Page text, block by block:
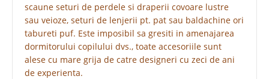
scaune seturi de perdele si draperii covoare lustre
sau veioze, seturi de lenjerii pt. pat sau baldachine ori
tabureti puf. Este imposibil sa gresiti in amenajarea
dormitorului copilului dvs., toate accesoriile sunt
alese cu mare grija de catre designeri cu zeci de ani
de experienta.